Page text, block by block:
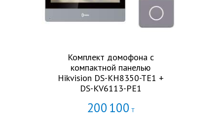
Комплект домофона с
компактной панелью
Hikvision DS-KH8350-TE1 +
DS-KV6113-PE1
200 100 Т